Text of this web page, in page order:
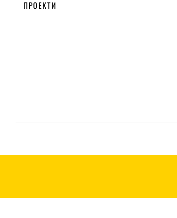
ПРОЕКТИ